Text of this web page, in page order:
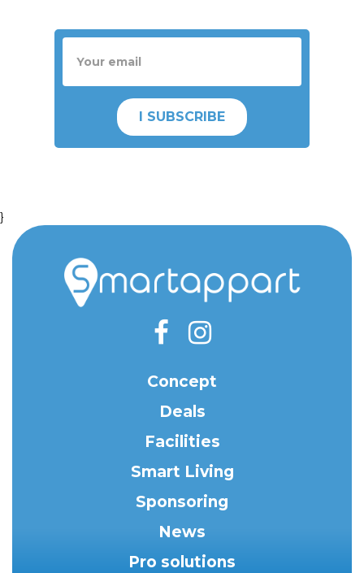
I SUBSCRIBE
}
Concept
Deals
Facilities
Smart Living
Sponsoring
News
Pro solutions